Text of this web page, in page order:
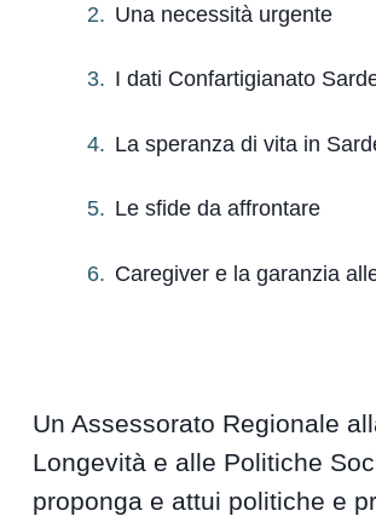
Una necessità urgente
I dati Confartigianato
La speranza di vita in
Le sfide da affrontare
Caregiver e la garanzia
Un Assessorato Regionale
Longevità e alle Politiche
proponga e attui politiche e